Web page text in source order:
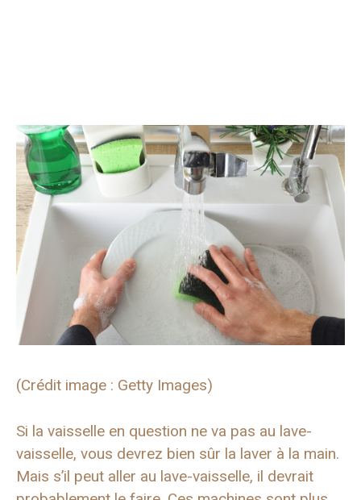
(Crédit image : Getty Images)
Si la vaisselle en question ne va pas au lave-
vaisselle, vous devrez bien sûr la laver à la main.
Mais s’il peut aller au lave-vaisselle, il devrait